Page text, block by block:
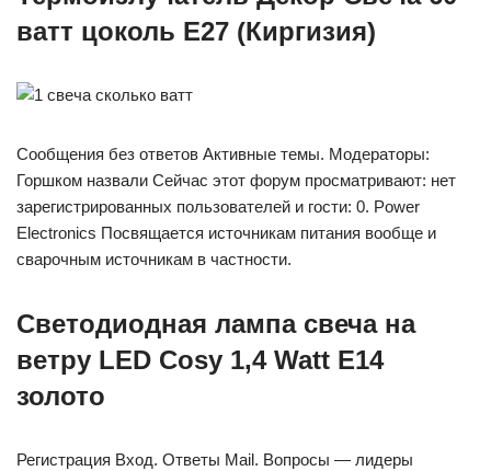
ватт цоколь Е27 (Киргизия)
Сообщения без ответов Активные темы. Модераторы:
Горшком назвали Сейчас этот форум просматривают: нет
зарегистрированных пользователей и гости: 0. Power
Electronics Посвящается источникам питания вообще и
сварочным источникам в частности.
Светодиодная лампа свеча на
ветру LED Cosy 1,4 Watt E14
золото
Регистрация Вход. Ответы Mail. Вопросы — лидеры